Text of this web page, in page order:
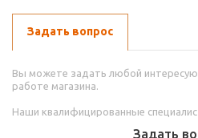
Задать вопрос
Вы можете задать любой
работе магазина.
Наши квалифицированные
Задать